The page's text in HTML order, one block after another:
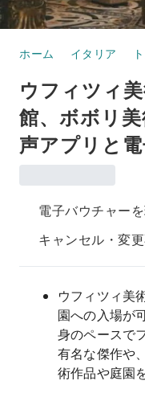
ホーム イタリア
ウフィツィ
館、ボボリ
声アプリと電
電子バウチャー
キャンセル・変
ウフィツィ美
園への入場が
身のペースで
有名な傑作や
術作品や庭園